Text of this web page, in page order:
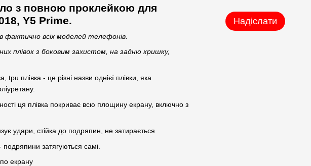
з повною проклейкою для
Y5 Prime.
фактично всіх моделей телефонів.
плівок з боковим захистом, на задню кришку,
tpu плівка - це різні назви однієї плівки, яка
ця плівка покриває всю площину екрану, включно з
удари, стійка до подряпин, не затирається
затягуються самі.
екрану
Надіслати